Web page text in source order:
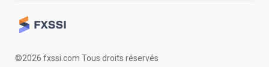
©2026 fxssi.com Tous droits réservés